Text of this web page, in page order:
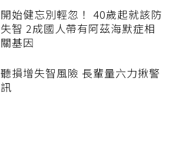
開始健忘別輕忽！ 40歲起就該防
失智 2成國人帶有阿茲海默症相
關基因
聽損增失智風險 長輩量六力揪警
訊